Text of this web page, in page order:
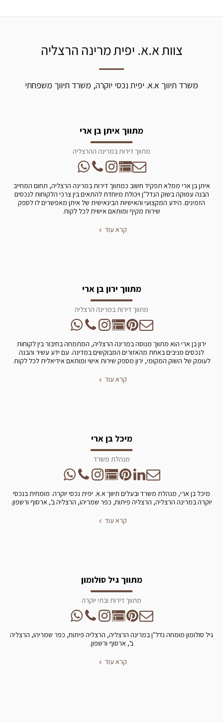
צוות א.א. יפית מרינה הרצליה
משרד תיווך א.א. יפית נכסי יוקרה, משרד תיווך משפחתי
מתווך איתן בן ארי
מתווך דירות במרינה ההרצליה
איתן בן ארי ממלא תפקיד חשוב כמתווך דירות במרינה הרצליה, תחום המחייב
הבנה עמוקה בשוק הנדל"ן ויכולת מיוחדת להתאים בין צרכי הלקוחות לנכסים
הזמינים. הידע המקצועי והאישיות הבינאישית של איתן מאפשרים לו לספק
שירות מקיף ומותאם אישית לכל לקוח.
קרא עוד
מתווך ירון בן ארי
מתווך דירות במרינה הרצליה
ירון בן ארי הוא מתווך מנוסה במרינה הרצליה, המתמחה בחיבור בין לקוחות
לנכסים מניבים באחת מהאזורים המבוקשים במדינה. עם ידע עשיר והבנה
לעומק של השוק המקומי, ירון מספק שירות אישי ומותאם אידיאלית לכל לקוח.
קרא עוד
מיכל בן ארי
מנהלת משרד
מיכל בן ארי, מנהלת משרד ובעלים תיווך א.א. יפית נכסי יוקרה. מומחית בנכסי
יוקרה במרינה הרצליה, הרצליה פיתוח, כפר שמריהו, הרצליה ב', ארסוף ורשפון.
קרא עוד
מתווך גיל סולומון
מתווך דירות ובתי יוקרה
גיל סולומון מומחה נדל"ן במרינה הרצליה, הרצליה פיתוח, כפר שמריהו, הרצליה
ב', ארסוף ורשפון.
קרא עוד